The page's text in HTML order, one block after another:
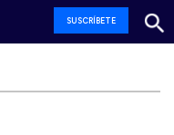
SUSCRÍBETE